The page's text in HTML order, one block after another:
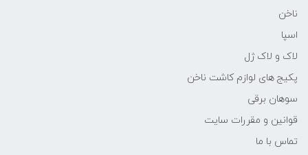
ناخن
اسپا
لاک و لاک ژل
پکیج های لوازم کاشت ناخن
سوهان برقی
قوانین و مقررات سایت
تماس با ما